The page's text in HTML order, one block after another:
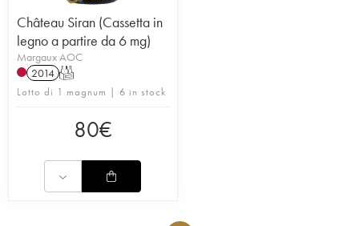
Château Siran (Cassetta in
legno a partire da 6 mg)
Margaux AOC
2014 T
Lotto di 1 magnum | 6 in stock
80€